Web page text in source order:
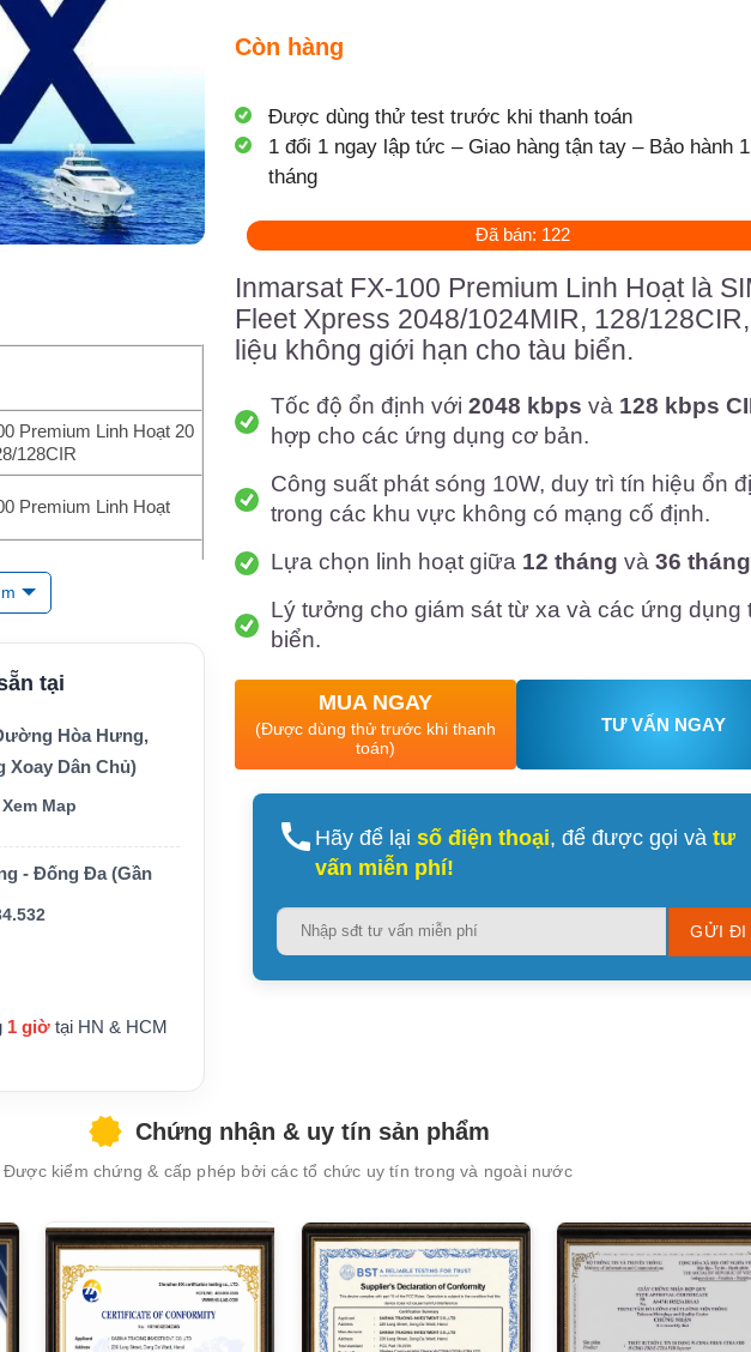
Premium Linh Hoạt 20
128CIR
Premium Linh Hoạt
Fleet Xpress
hành
tại
Hòa Hưng,
Xoay Dân Chủ)
Xem Map
- Đống Đa (Gần
1 giờ tại HN & HCM
Còn hàng
Được dùng thử test trước khi thanh toán
1 đổi 1 ngay lập tức – Giao hàng tận tay – Bảo hành
tháng
Đã bán: 122
Inmarsat FX-100 Premium Linh Hoạt là
Fleet Xpress 2048/1024MIR, 128/
liệu không giới hạn cho tàu biển.
Tốc độ ổn định với 2048 kbps và 128 kbps
hợp cho các ứng dụng cơ bản.
Công suất phát sóng 10W, duy trì tín hiệu ổn
trong các khu vực không có mạng cố định.
Lựa chọn linh hoạt giữa 12 tháng và 36 tháng
Lý tưởng cho giám sát từ xa và các ứng dụng
biển.
MUA NGAY
(Được dùng thử trước khi thanh
toán)
TƯ VẤN NGAY
Hãy để lại số điện thoại, để được gọi và tư
vấn miễn phí!
Please
this
Chứng nhận & uy tín sản phẩm
Được kiểm chứng & cấp phép bởi các tổ chức uy tín trong và ngoài nước
XEM CHI TIẾT XEM CHI TIẾT